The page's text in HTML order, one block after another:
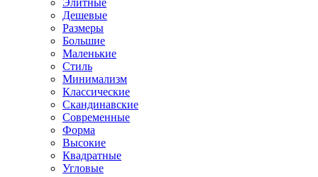
Элитные
Дешевые
Размеры
Большие
Маленькие
Стиль
Минимализм
Классические
Скандинавские
Современные
Форма
Высокие
Квадратные
Угловые